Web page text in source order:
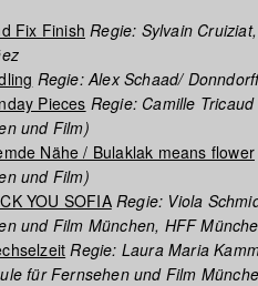
Fix Finish Regie: Sylvain
Regie: Alex Schaad/
Pieces Regie: Camille
und Film)
Nähe / Bulaklak means flower
und Film)
YOU SOFIARegie: Viola
und Film München, HFF
Regie: Laura Maria
für Fernsehen und Film